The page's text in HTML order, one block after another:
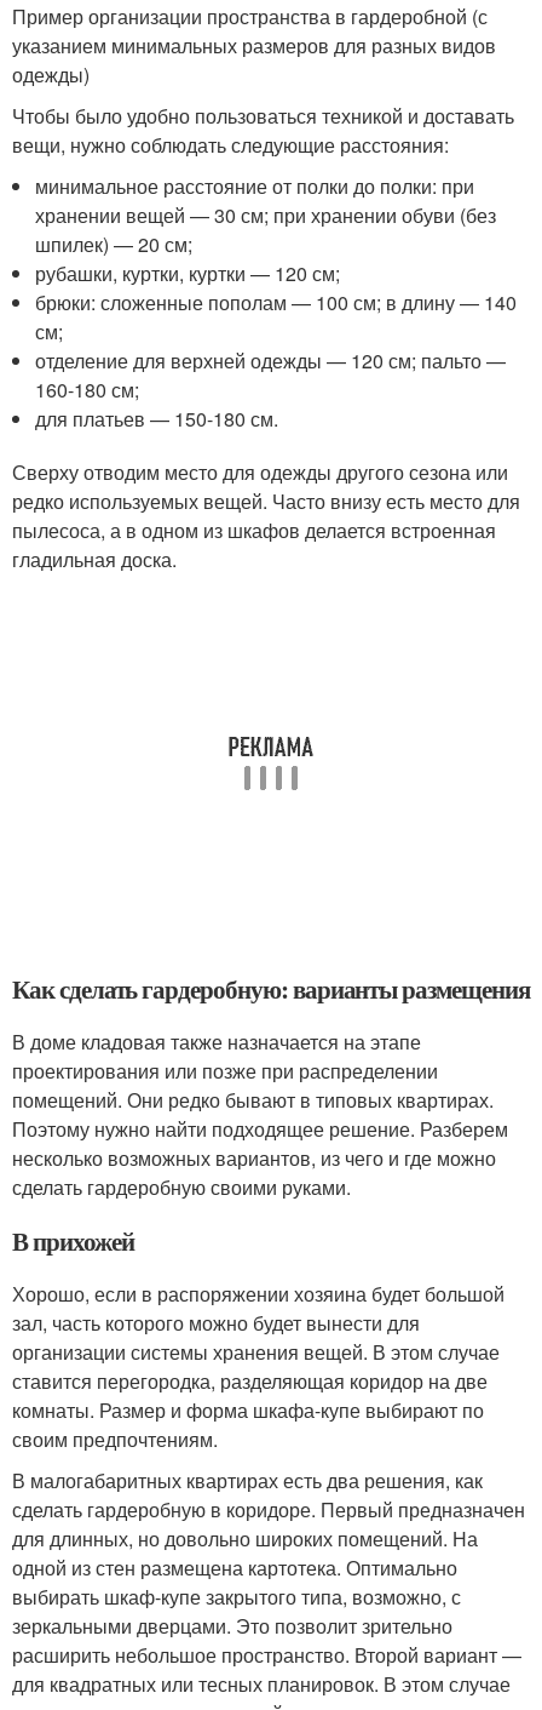
Пример организации пространства в гардеробной (с
указанием минимальных размеров для разных видов
одежды)
Чтобы было удобно пользоваться техникой и доставать
вещи, нужно соблюдать следующие расстояния:
минимальное расстояние от полки до полки: при
хранении вещей — 30 см; при хранении обуви (без
шпилек) — 20 см;
рубашки, куртки, куртки — 120 см;
брюки: сложенные пополам — 100 см; в длину — 140
см;
отделение для верхней одежды — 120 см; пальто —
160-180 см;
для платьев — 150-180 см.
Сверху отводим место для одежды другого сезона или
редко используемых вещей. Часто внизу есть место для
пылесоса, а в одном из шкафов делается встроенная
гладильная доска.
Как сделать гардеробную: варианты размещения
В доме кладовая также назначается на этапе
проектирования или позже при распределении
помещений. Они редко бывают в типовых квартирах.
Поэтому нужно найти подходящее решение. Разберем
несколько возможных вариантов, из чего и где можно
сделать гардеробную своими руками.
В прихожей
Хорошо, если в распоряжении хозяина будет большой
зал, часть которого можно будет вынести для
организации системы хранения вещей. В этом случае
ставится перегородка, разделяющая коридор на две
комнаты. Размер и форма шкафа-купе выбирают по
своим предпочтениям.
В малогабаритных квартирах есть два решения, как
сделать гардеробную в коридоре. Первый предназначен
для длинных, но довольно широких помещений. На
одной из стен размещена картотека. Оптимально
выбирать шкаф-купе закрытого типа, возможно, с
зеркальными дверцами. Это позволит зрительно
расширить небольшое пространство. Второй вариант —
для квадратных или тесных планировок. В этом случае